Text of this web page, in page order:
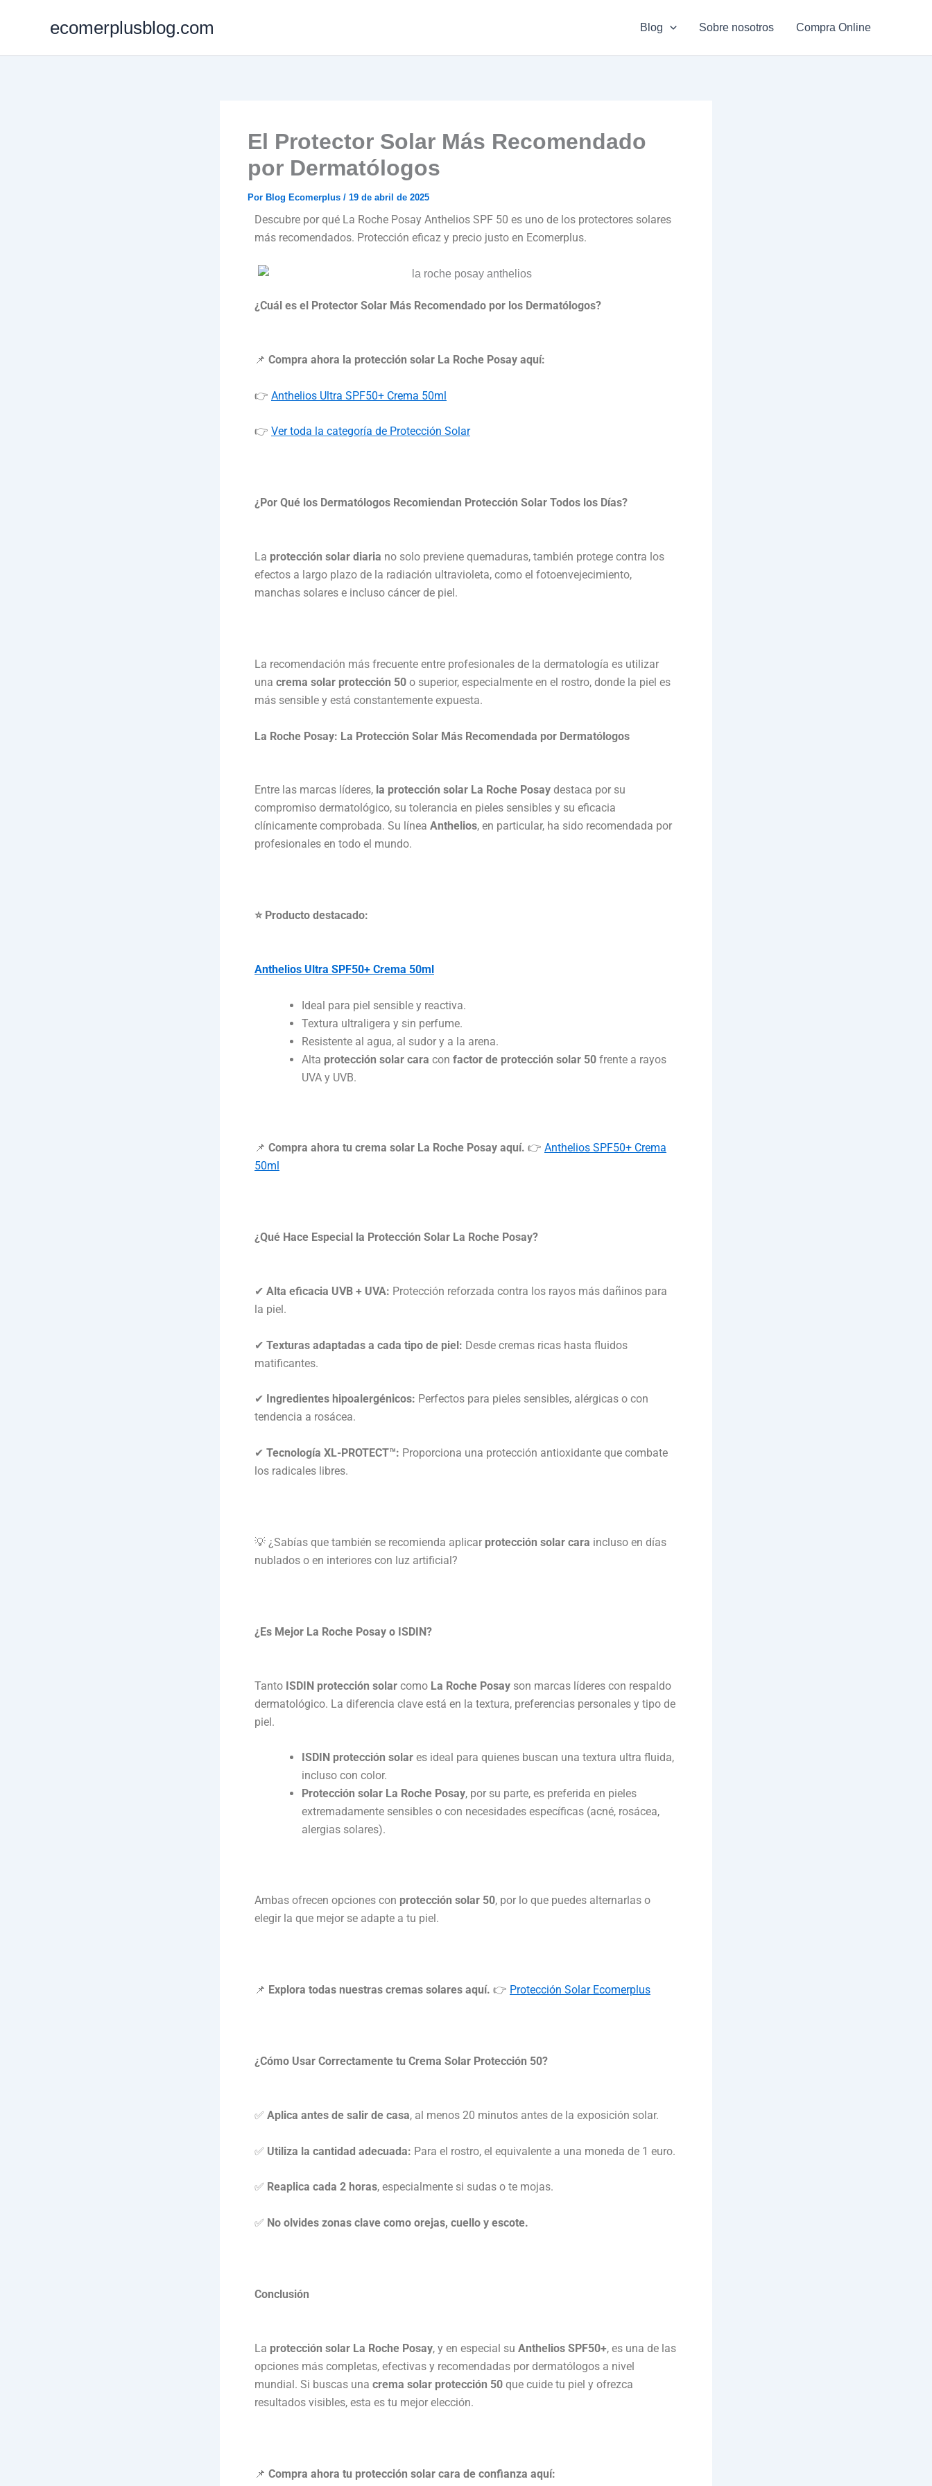
ecomerplusblog.com Blog Sobre nosotros Compra Online
El Protector Solar Más Recomendado
por Dermatólogos
Por Blog Ecomerplus / 19 de abril de 2025
Descubre por qué La Roche Posay Anthelios SPF 50 es uno de los protectores solares
más recomendados. Protección eficaz y precio justo en Ecomerplus.
¿Cuál es el Protector Solar Más Recomendado por los Dermatólogos?
📌 Compra ahora la protección solar La Roche Posay aquí:
👉 Anthelios Ultra SPF50+ Crema 50ml
👉 Ver toda la categoría de Protección Solar
¿Por Qué los Dermatólogos Recomiendan Protección Solar Todos los Días?
La protección solar diaria no solo previene quemaduras, también protege contra los
efectos a largo plazo de la radiación ultravioleta, como el fotoenvejecimiento,
manchas solares e incluso cáncer de piel.
La recomendación más frecuente entre profesionales de la dermatología es utilizar
una crema solar protección 50 o superior, especialmente en el rostro, donde la piel es
más sensible y está constantemente expuesta.
La Roche Posay: La Protección Solar Más Recomendada por Dermatólogos
Entre las marcas líderes, la protección solar La Roche Posay destaca por su
compromiso dermatológico, su tolerancia en pieles sensibles y su eficacia
clínicamente comprobada. Su línea Anthelios, en particular, ha sido recomendada por
profesionales en todo el mundo.
⭐ Producto destacado:
Anthelios Ultra SPF50+ Crema 50ml
Ideal para piel sensible y reactiva.
Textura ultraligera y sin perfume.
Resistente al agua, al sudor y a la arena.
Alta protección solar cara con factor de protección solar 50 frente a rayos
UVA y UVB.
📌 Compra ahora tu crema solar La Roche Posay aquí. 👉 Anthelios SPF50+ Crema
50ml
¿Qué Hace Especial la Protección Solar La Roche Posay?
✔ Alta eficacia UVB + UVA: Protección reforzada contra los rayos más dañinos para
la piel.
✔ Texturas adaptadas a cada tipo de piel: Desde cremas ricas hasta fluidos
matificantes.
✔ Ingredientes hipoalergénicos: Perfectos para pieles sensibles, alérgicas o con
tendencia a rosácea.
✔ Tecnología XL-PROTECT™: Proporciona una protección antioxidante que combate
los radicales libres.
💡 ¿Sabías que también se recomienda aplicar protección solar cara incluso en días
nublados o en interiores con luz artificial?
¿Es Mejor La Roche Posay o ISDIN?
Tanto ISDIN protección solar como La Roche Posay son marcas líderes con respaldo
dermatológico. La diferencia clave está en la textura, preferencias personales y tipo de
piel.
ISDIN protección solar es ideal para quienes buscan una textura ultra fluida,
incluso con color.
Protección solar La Roche Posay, por su parte, es preferida en pieles
extremadamente sensibles o con necesidades específicas (acné, rosácea,
alergias solares).
Ambas ofrecen opciones con protección solar 50, por lo que puedes alternarlas o
elegir la que mejor se adapte a tu piel.
📌 Explora todas nuestras cremas solares aquí. 👉 Protección Solar Ecomerplus
¿Cómo Usar Correctamente tu Crema Solar Protección 50?
✅ Aplica antes de salir de casa, al menos 20 minutos antes de la exposición solar.
✅ Utiliza la cantidad adecuada: Para el rostro, el equivalente a una moneda de 1 euro.
✅ Reaplica cada 2 horas, especialmente si sudas o te mojas.
✅ No olvides zonas clave como orejas, cuello y escote.
Conclusión
La protección solar La Roche Posay, y en especial su Anthelios SPF50+, es una de las
opciones más completas, efectivas y recomendadas por dermatólogos a nivel
mundial. Si buscas una crema solar protección 50 que cuide tu piel y ofrezca
resultados visibles, esta es tu mejor elección.
📌 Compra ahora tu protección solar cara de confianza aquí: